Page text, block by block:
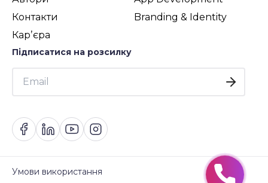
Контакти
Карʼєра
Branding & Identity
Підписатися на розсилку
Умови використання